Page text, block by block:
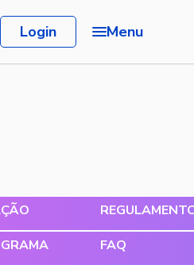
Login Menu
FAQ